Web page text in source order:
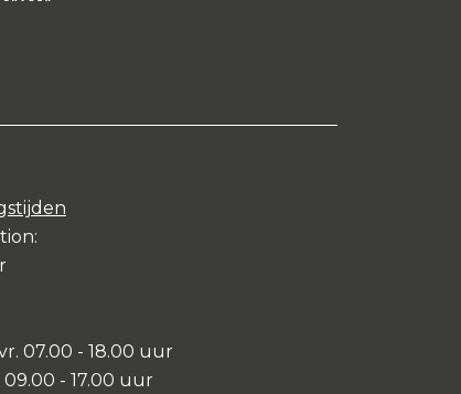
07.00 - 18.00 uur
09.00 - 17.00 uur